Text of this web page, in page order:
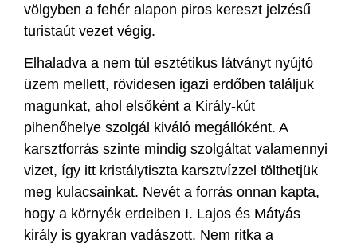
völgyben a fehér alapon piros kereszt jelzésű
turistaút vezet végig.
Elhaladva a nem túl esztétikus látványt nyújtó
üzem mellett, rövidesen igazi erdőben találjuk
magunkat, ahol elsőként a Király-kút
pihenőhelye szolgál kiváló megállóként. A
karsztforrás szinte mindig szolgáltat valamennyi
vizet, így itt kristálytiszta karsztvízzel tölthetjük
meg kulacsainkat. Nevét a forrás onnan kapta,
hogy a környék erdeiben I. Lajos és Mátyás
király is gyakran vadászott. Nem ritka a